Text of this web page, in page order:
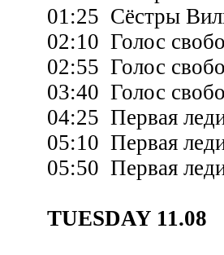
01:25 Сёстры
02:10 Голос
02:55 Голос
03:40 Голос
04:25 Первая
05:10 Первая
05:50 Первая
TUESDAY 11.08